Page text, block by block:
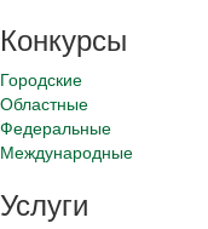
Конкурсы
Городские
Областные
Федеральные
Международные
Услуги